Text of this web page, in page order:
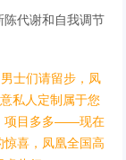
代谢和自我调节
士们请留步，凤
私人定制属于您
项目多多——现在
喜，凤凰全国高